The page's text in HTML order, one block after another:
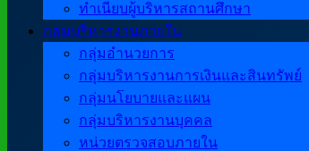
ทำเนียบผู้บริหารสถานศึกษา
กลุ่มบริหารงานภายใน
กลุ่มอำนวยการ
กลุ่มบริหารงานการเงินและสินทรัพย์
กลุ่มนโยบายและแผน
กลุ่มบริหารงานบุคคล
หน่วยตรวจสอบภายใน